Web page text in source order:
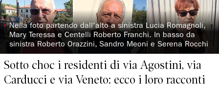
◗Nella foto partendo dall'alto a sinistra Lucia Romagnoli,
Mary Teressa e Centelli Roberto Franchi. In basso da
sinistra Roberto Orazzini, Sandro Meoni e Serena Rocchi
Sotto choc i residenti di via Agostini, via
Carducci e via Veneto: ecco i loro racconti